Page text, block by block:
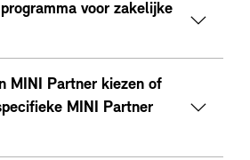
voor zakelijke
MINI Partner kiezen of
MINI Partner